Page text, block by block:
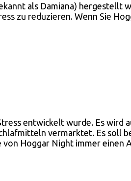
als Damiana) hergestellt
zu reduzieren. Wenn Sie
entwickelt wurde. Es wird
vermarktet. Es soll
von Hoggar Night immer